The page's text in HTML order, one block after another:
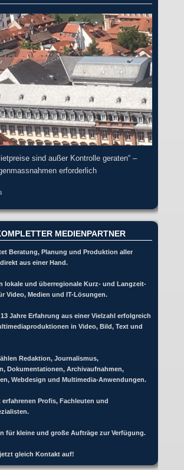
sind außer Kontrolle geraten“ –
erforderlich
MEDIENPARTNER
Beratung, Planung und Produktion aller
aus einer Hand.
lokale und überregionale Kurz- und Langzeit-
Video, Medien und IT-Lösungen.
Jahre Erfahrung aus einer Vielzahl erfolgreich
in Video, Bild, Text und
Redaktion, Journalismus,
Dokumentationen, Archivaufnahmen,
Webdesign und Multimedia-Anwendungen.
erfahrenen Profis, Fachleuten und
für kleine und große Aufträge zur Verfügung.
gleich Kontakt auf!